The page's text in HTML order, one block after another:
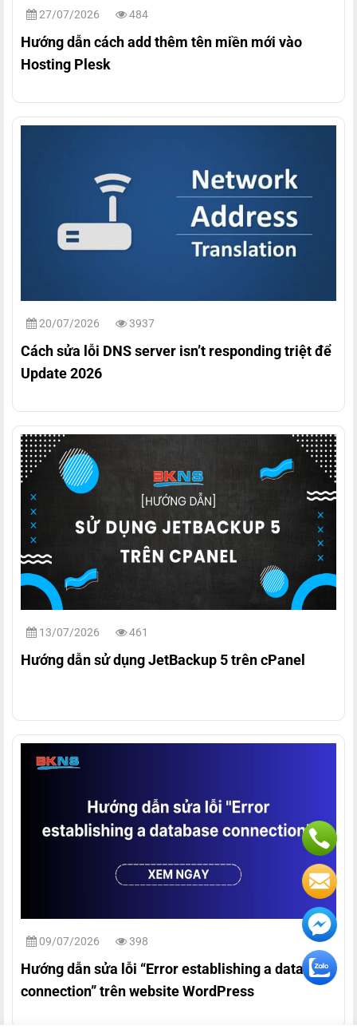
27/07/2026 484
Hướng dẫn cách add thêm tên miền mới vào
Hosting Plesk
20/07/2026 3937
Cách sửa lỗi DNS server isn’t responding triệt để
Update 2026
13/07/2026 461
Hướng dẫn sử dụng JetBackup 5 trên cPanel
09/07/2026 398
Hướng dẫn sửa lỗi “Error establishing a database
connection” trên website WordPress